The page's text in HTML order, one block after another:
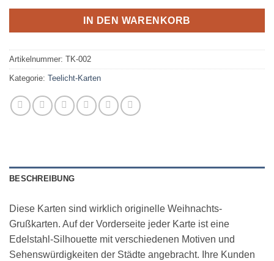
IN DEN WARENKORB
Artikelnummer: TK-002
Kategorie: Teelicht-Karten
BESCHREIBUNG
Diese Karten sind wirklich originelle Weihnachts-
Grußkarten. Auf der Vorderseite jeder Karte ist eine
Edelstahl-Silhouette mit verschiedenen Motiven und
Sehenswürdigkeiten der Städte angebracht. Ihre Kunden